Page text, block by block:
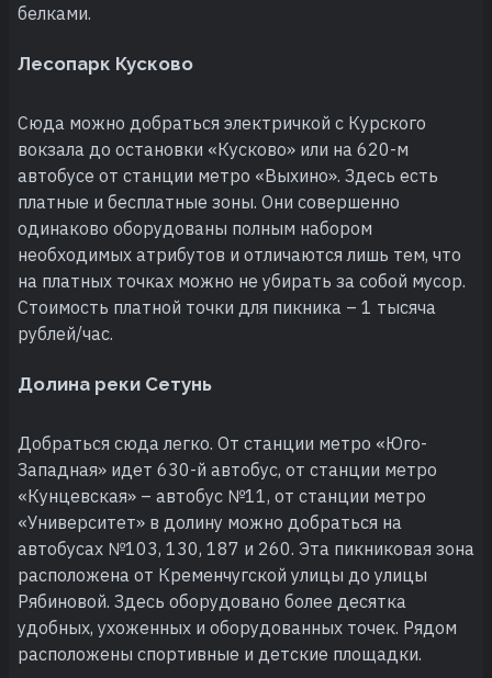
белками.
Лесопарк Кусково
Сюда можно добраться электричкой с Курского
вокзала до остановки «Кусково» или на 620-м
автобусе от станции метро «Выхино». Здесь есть
платные и бесплатные зоны. Они совершенно
одинаково оборудованы полным набором
необходимых атрибутов и отличаются лишь тем, что
на платных точках можно не убирать за собой мусор.
Стоимость платной точки для пикника – 1 тысяча
рублей/час.
Долина реки Сетунь
Добраться сюда легко. От станции метро «Юго-
Западная» идет 630-й автобус, от станции метро
«Кунцевская» – автобус №11, от станции метро
«Университет» в долину можно добраться на
автобусах №103, 130, 187 и 260. Эта пикниковая зона
расположена от Кременчугской улицы до улицы
Рябиновой. Здесь оборудовано более десятка
удобных, ухоженных и оборудованных точек. Рядом
расположены спортивные и детские площадки.